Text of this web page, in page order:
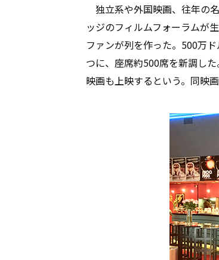
独立系や外国映画、往年の
ッジのフィルムフォーラムが
ファンが列を作った。500万
つに、座席約500席を新調し
映画も上映するという。同映